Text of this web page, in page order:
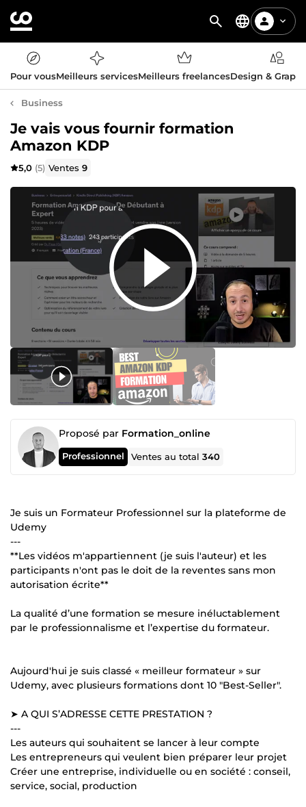
Pour vousMeilleurs servicesMeilleurs freelancesDesign &
Business
Je vais vous fournir formation
Amazon KDP
5,0 (5) Ventes9
Proposé par Formation_online
Professionnel Ventes au total340
Je suis un Formateur Professionnel sur la plateforme de
Udemy
---
**Les vidéos m'appartiennent (je suis l'auteur) et les
participants n'ont pas le doit de la reventes sans mon
autorisation écrite**
La qualité d’une formation se mesure inéluctablement
par le professionnalisme et l’expertise du formateur.
Aujourd'hui je suis classé « meilleur formateur » sur
Udemy, avec plusieurs formations dont 10 "Best-Seller".
➤ A QUI S’ADRESSE CETTE PRESTATION ?
---
Les auteurs qui souhaitent se lancer à leur compte
Les entrepreneurs qui veulent bien préparer leur projet
Créer une entreprise, individuelle ou en société : conseil,
service, social, production